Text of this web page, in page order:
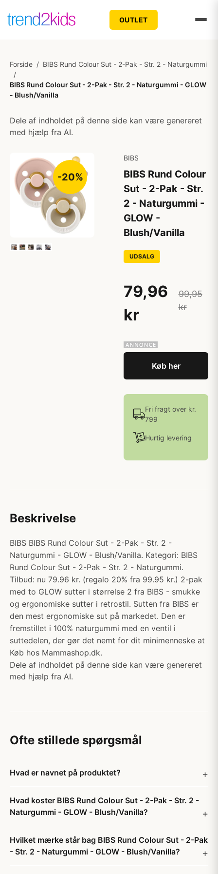
OUTLET
Forside / BIBS Rund Colour Sut - 2-Pak - Str. 2 - Naturgummi
/
BIBS Rund Colour Sut - 2-Pak - Str. 2 - Naturgummi - GLOW
- Blush/Vanilla
Dele af indholdet på denne side kan være genereret
med hjælp fra AI.
-20%
BIBS
BIBS Rund Colour
Sut - 2-Pak - Str.
2 - Naturgummi -
GLOW -
Blush/Vanilla
UDSALG
79,96
kr
99,95
kr
Køb her
Fri fragt over kr.
799
Hurtig levering
Beskrivelse
BIBS BIBS Rund Colour Sut - 2-Pak - Str. 2 -
Naturgummi - GLOW - Blush/Vanilla. Kategori: BIBS
Rund Colour Sut - 2-Pak - Str. 2 - Naturgummi.
Tilbud: nu 79.96 kr. (regalo 20% fra 99.95 kr.) 2-pak
med to GLOW sutter i størrelse 2 fra BIBS - smukke
og ergonomiske sutter i retrostil. Sutten fra BIBS er
den mest ergonomiske sut på markedet. Den er
fremstillet i 100% naturgummi med en ventil i
suttedelen, der gør det nemt for dit minimenneske at
Køb hos Mammashop.dk.
Dele af indholdet på denne side kan være genereret
med hjælp fra AI.
Ofte stillede spørgsmål
Hvad er navnet på produktet?
Hvad koster BIBS Rund Colour Sut - 2-Pak - Str. 2 -
Naturgummi - GLOW - Blush/Vanilla?
Hvilket mærke står bag BIBS Rund Colour Sut - 2-Pak
- Str. 2 - Naturgummi - GLOW - Blush/Vanilla?